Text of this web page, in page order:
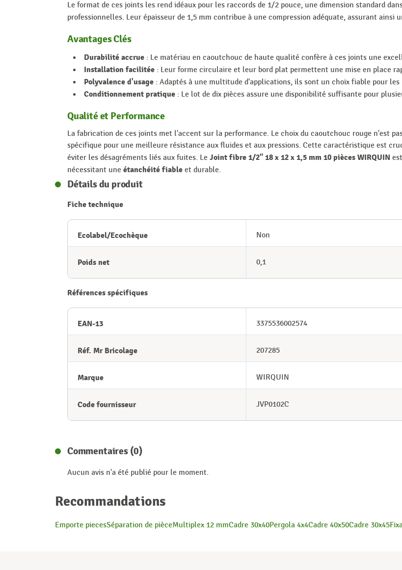
Le format de ces joints les rend idéaux pour les raccords de 1/2 pouce, une dimension standard
professionnelles. Leur épaisseur de 1,5 mm contribue à une compression adéquate, assurant ainsi
Avantages Clés
Durabilité accrue : Le matériau en caoutchouc de haute qualité confère à ces joints une
Installation facilitée : Leur forme circulaire et leur bord plat permettent une mise en place
Polyvalence d'usage : Adaptés à une multitude d'applications, ils sont un choix fiable pour
Conditionnement pratique : Le lot de dix pièces assure une disponibilité suffisante pour
Qualité et Performance
La fabrication de ces joints met l'accent sur la performance. Le choix du caoutchouc rouge n'est
spécifique pour une meilleure résistance aux fluides et aux pressions. Cette caractéristique est
éviter les désagréments liés aux fuites. Le Joint fibre 1/2" 18 x 12 x 1,5 mm 10 pièces WIRQUIN
nécessitant une étanchéité fiable et durable.
Détails du produit
Fiche technique
Ecolabel/Ecochèque Non
Poids net 0,1
Références spécifiques
EAN-13 3375536002574
Réf. Mr Bricolage 207285
Marque WIRQUIN
Code fournisseur JVP0102C
Commentaires (0)
Aucun avis n'a été publié pour le moment.
Recommandations
Emporte piecesSéparation de pièceMultiplex 12 mmCadre 30x40Pergola 4x4Cadre 40x50Cadre 30x45